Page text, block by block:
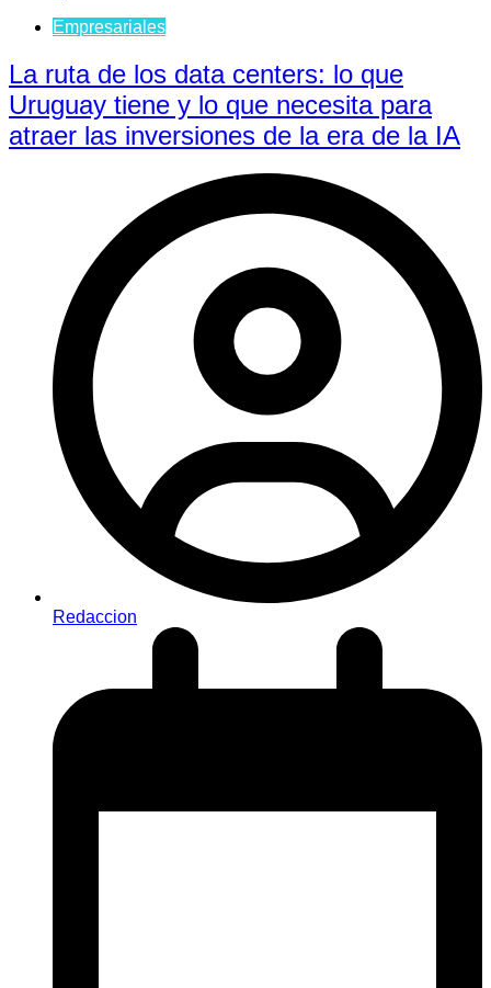
Empresariales
La ruta de los data centers: lo que
Uruguay tiene y lo que necesita para
atraer las inversiones de la era de la IA
Redaccion